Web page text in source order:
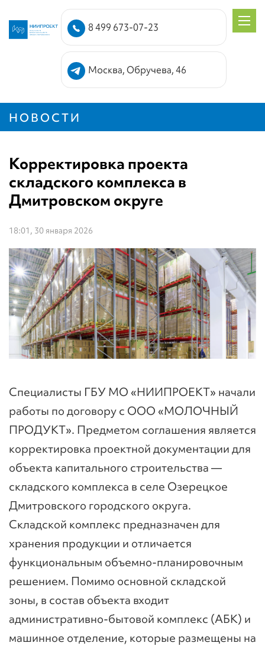
8 499 673-07-23
Москва, Обручева, 46
НОВОСТИ
Корректировка проекта
складского комплекса в
Дмитровском округе
18:01, 30 января 2026
Специалисты ГБУ МО «НИИПРОЕКТ» начали
работы по договору с ООО «МОЛОЧНЫЙ
ПРОДУКТ». Предметом соглашения является
корректировка проектной документации для
объекта капитального строительства —
складского комплекса в селе Озерецкое
Дмитровского городского округа.
Складской комплекс предназначен для
хранения продукции и отличается
функциональным объемно-планировочным
решением. Помимо основной складской
зоны, в состав объекта входит
административно-бытовой комплекс (АБК) и
машинное отделение, которые размещены на